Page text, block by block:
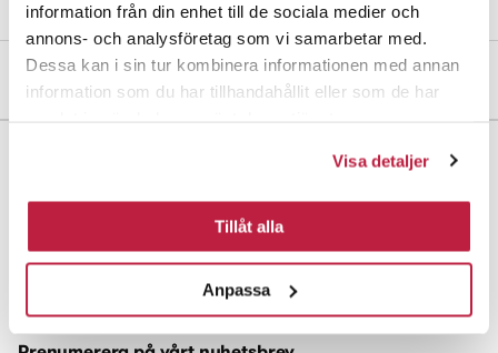
information från din enhet till de sociala medier och
annons- och analysföretag som vi samarbetar med.
Dessa kan i sin tur kombinera informationen med annan
information som du har tillhandahållit eller som de har
Visa detaljer
Tillåt alla
Anpassa
Mått och dimensioner
Box 223